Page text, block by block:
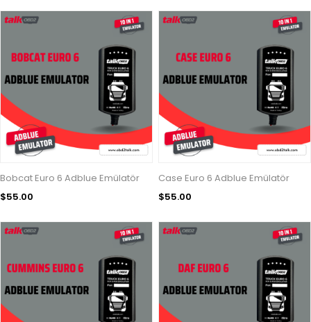
Bobcat Euro 6 Adblue Emülatör
$55.00
Case Euro 6 Adblue Emülatör
$55.00